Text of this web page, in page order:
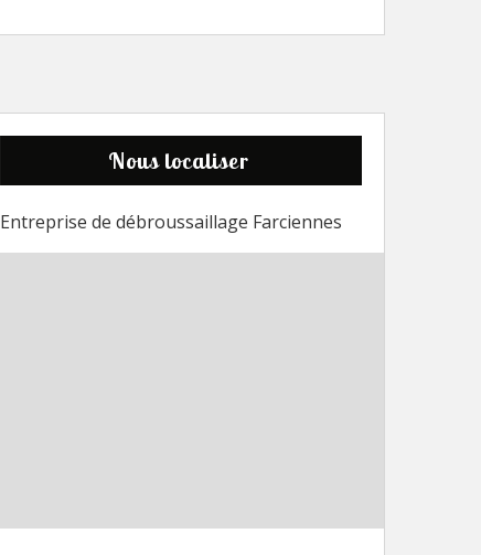
Nous localiser
Entreprise de débroussaillage Farciennes